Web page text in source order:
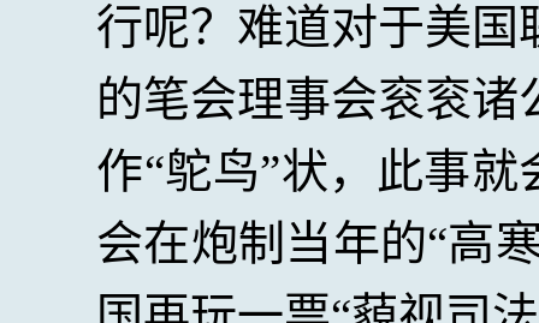
行呢？ 难道对于美国
的笔会理事会衮衮
作“鸵鸟”状，此事
会在炮制当年的“高